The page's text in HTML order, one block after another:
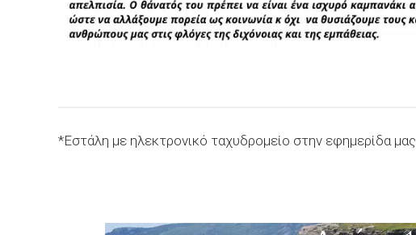
*Εστάλη με ηλεκτρονικό ταχυδρομείο στην εφημερίδα μας